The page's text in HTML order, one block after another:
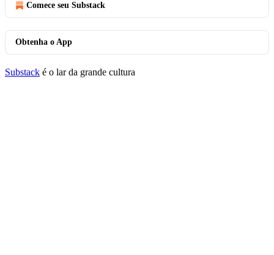
Comece seu Substack
Obtenha o App
Substack é o lar da grande cultura